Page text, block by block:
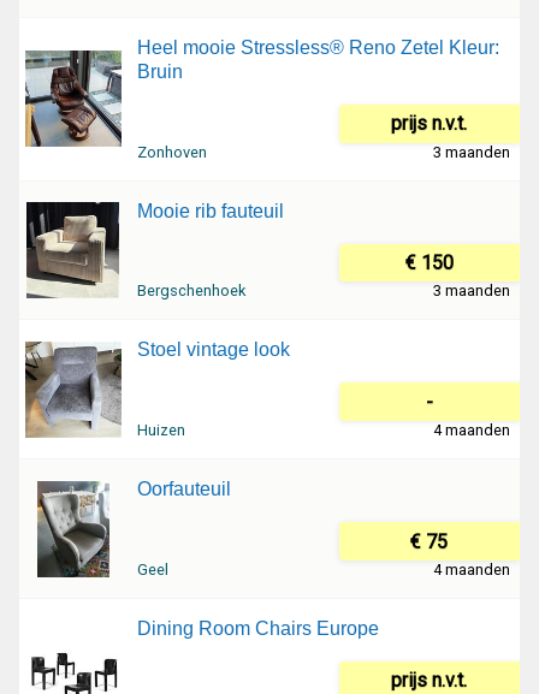
Heel mooie Stressless® Reno Zetel Kleur:
Bruin
prijs n.v.t.
Zonhoven 3 maanden
Mooie rib fauteuil
€ 150
Bergschenhoek 3 maanden
Stoel vintage look
-
Huizen 4 maanden
Oorfauteuil
€ 75
Geel 4 maanden
Dining Room Chairs Europe
prijs n.v.t.